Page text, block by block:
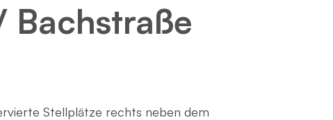
Bachstraße
Stellplätze rechts neben dem